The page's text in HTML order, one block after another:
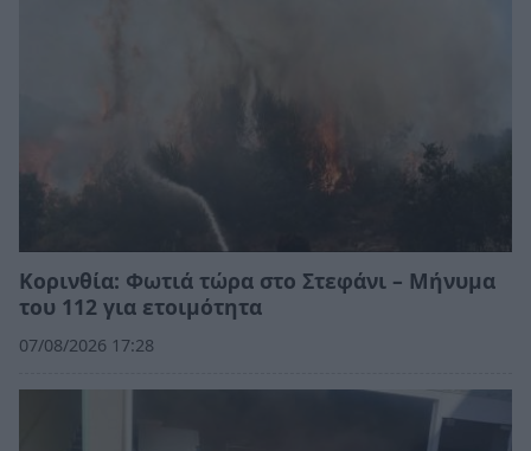
Κορινθία: Φωτιά τώρα στο Στεφάνι – Μήνυμα
του 112 για ετοιμότητα
07/08/2026 17:28